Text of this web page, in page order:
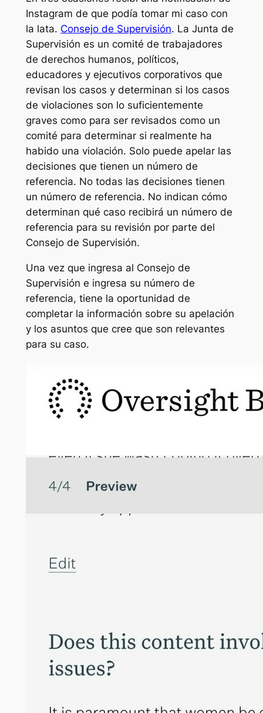
Instagram de que podía tomar mi caso con
la lata. Consejo de Supervisión. La Junta de
Supervisión es un comité de trabajadores
de derechos humanos, políticos,
educadores y ejecutivos corporativos que
revisan los casos y determinan si los casos
de violaciones son lo suficientemente
graves como para ser revisados ​​como un
comité para determinar si realmente ha
habido una violación. Solo puede apelar las
decisiones que tienen un número de
referencia. No todas las decisiones tienen
un número de referencia. No indican cómo
determinan qué caso recibirá un número de
referencia para su revisión por parte del
Consejo de Supervisión.
Una vez que ingresa al Consejo de
Supervisión e ingresa su número de
referencia, tiene la oportunidad de
completar la información sobre su apelación
y los asuntos que cree que son relevantes
para su caso.